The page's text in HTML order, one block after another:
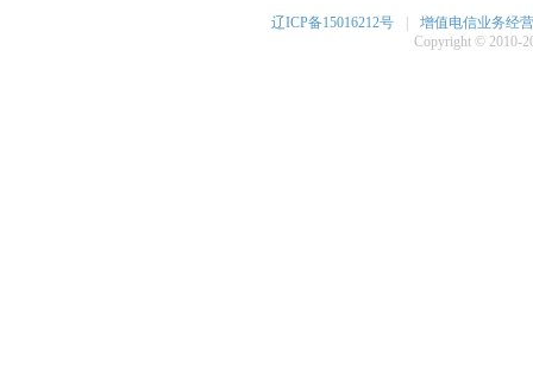
辽ICP备15016212号
增值电信业务经
Copyright © 2010-